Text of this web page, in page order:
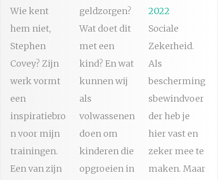
Wie kent
hem niet,
Stephen
Covey? Zijn
werk vormt
een
inspiratiebro
n voor mijn
trainingen.
Een van zijn
geldzorgen?
Wat doet dit
met een
kind? En wat
kunnen wij
als
volwassenen
doen om
kinderen die
opgroeien in
2022
Sociale
Zekerheid.
Als
bescherming
sbewindvoer
der heb je
hier vast en
zeker mee te
maken. Maar